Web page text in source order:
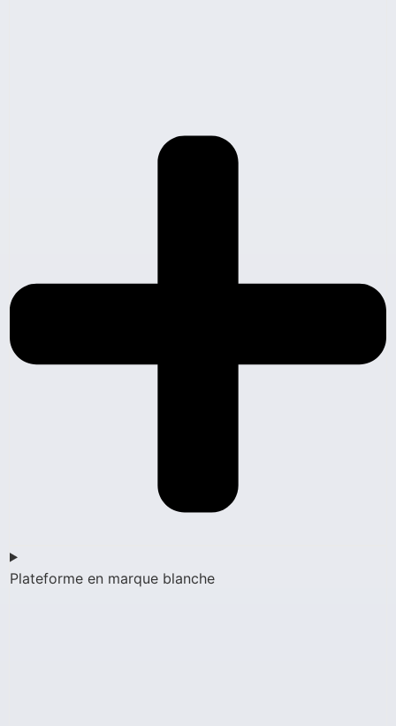
Plateforme en marque blanche